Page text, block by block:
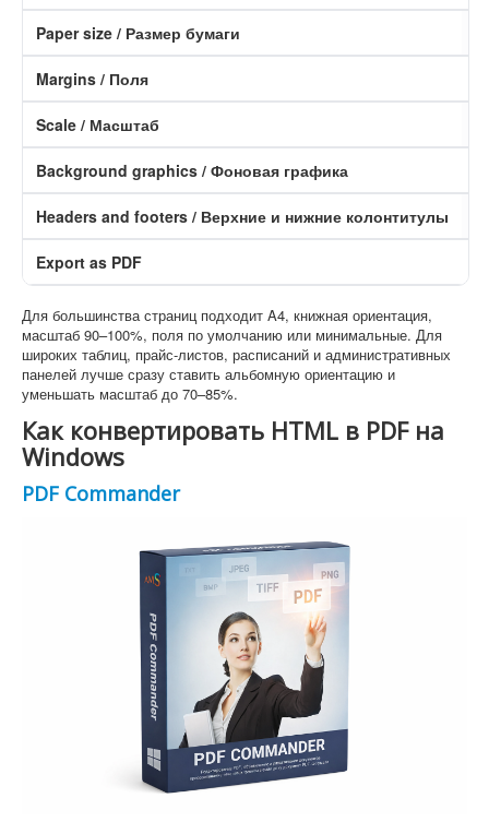
Paper size / Размер бумаги
Margins / Поля
Scale / Масштаб
Background graphics / Фоновая графика
Headers and footers / Верхние и нижние колонтитулы
Export as PDF
Для большинства страниц подходит A4, книжная ориентация,
масштаб 90–100%, поля по умолчанию или минимальные. Для
широких таблиц, прайс-листов, расписаний и административных
панелей лучше сразу ставить альбомную ориентацию и
уменьшать масштаб до 70–85%.
Как конвертировать HTML в PDF на
Windows
PDF Commander